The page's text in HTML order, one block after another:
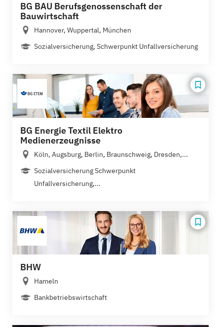
BG BAU Berufsgenossenschaft der
Bauwirtschaft
Hannover, Wuppertal, München
Sozialversicherung, Schwerpunkt Unfallversicherung
BG Energie Textil Elektro
Medienerzeugnisse
Köln, Augsburg, Berlin, Braunschweig, Dresden,...
Sozialversicherung Schwerpunkt
Unfallversicherung,...
BHW
Hameln
Bankbetriebswirtschaft